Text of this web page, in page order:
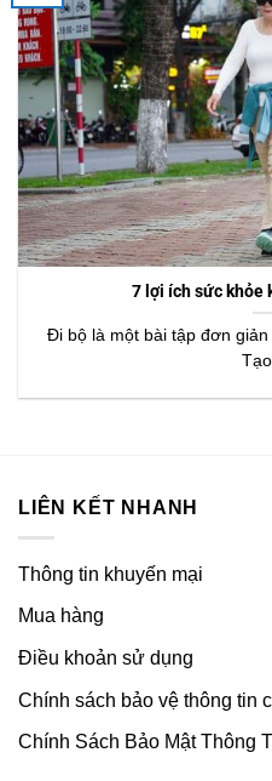
7 lợi ích sức khỏe
Đi bộ là một bài tập đơn
LIÊN KẾT NHANH
Thông tin khuyến mại
Mua hàng
Điều khoản sử dụng
Chính sách bảo vệ thông tin
Chính Sách Bảo Mật Thông